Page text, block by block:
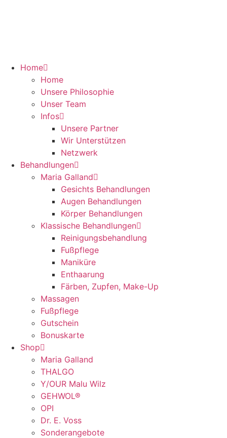
Home
Home
Unsere Philosophie
Unser Team
Infos
Unsere Partner
Wir Unterstützen
Netzwerk
Behandlungen
Maria Galland
Gesichts Behandlungen
Augen Behandlungen
Körper Behandlungen
Klassische Behandlungen
Reinigungsbehandlung
Fußpflege
Maniküre
Enthaarung
Färben, Zupfen, Make-Up
Massagen
Fußpflege
Gutschein
Bonuskarte
Shop
Maria Galland
THALGO
Y/OUR Malu Wilz
GEHWOL®
OPI
Dr. E. Voss
Sonderangebote